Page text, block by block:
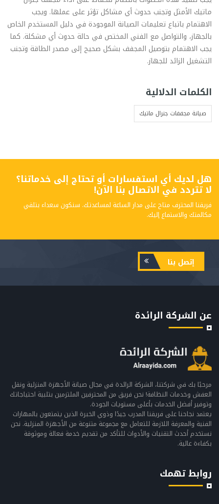
ماتيك الأمثل وتجنب حدوث أي مشاكل تؤثر على عملها. ويجب
الاهتمام باتباع تعليمات الصيانة الموجودة في دليل المستخدم الخاص
بالجهاز، والتواصل مع الفني المختص في حالة حدوث أي مشكلة. كما
يجب الاهتمام بتوصيل المجفف بشكل صحيح إلى مصدر الطاقة وتجنب
التشغيل الزائد للجهاز.
الكلمات الدلالية
صيانة مجففات جنرال ماتيك
هل لديك أي استفسارات أو تحتاج إلى خدماتنا؟
لا تتردد في الاتصال بنا الآن!
فريقنا المحترف متاح على مدار الساعة لمساعدتك. سنكون سعداء بتلقي
مكالمتك والاستماع إليك.
إتصل بنا
عن الشركة الرائدة
مرحبًا بك في شركتنا، الشركة الرائدة في مجال صيانة الأجهزة المنزلية ونقل
العفش وخدمات النظافة! نحن فريق من المحترفين الملتزمين بتلبية احتياجاتك
وتوفير أفضل الخدمات بأعلى مستويات الجودة.
يعتمد نجاحنا على فريقنا المدرب جيدًا وذوي الخبرة الذين يتمتعون بالمهارات
الفنية والمعرفة اللازمة للتعامل مع مجموعة متنوعة من الأجهزة المنزلية. نحن
نستخدم أحدث التقنيات والأدوات للتأكد من تقديم خدمة فعالة وموثوقة
بكفاءة عالية.
روابط تهمك